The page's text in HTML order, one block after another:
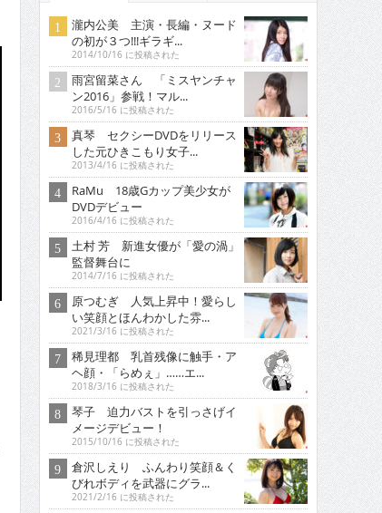
瀧内公美 主演・長編・ヌード
の初が３つ!!!ギラギ...
2014/10/16 に投稿された
雨宮留菜さん 「ミスヤンチャ
ン2016」参戦！マル...
2016/5/16 に投稿された
真琴 セクシーDVDをリリース
した元ひきこもり女子...
2013/4/16 に投稿された
RaMu 18歳Gカップ美少女が
DVDデビュー
2016/4/16 に投稿された
土村 芳 新進女優が「愛の渦」
監督舞台に
2014/7/16 に投稿された
原つむぎ 人気上昇中！愛らし
い笑顔とほんわかした雰...
2021/3/16 に投稿された
稀見理都 乳首残像に触手・ア
ヘ顔・「らめぇ」……エ...
2018/3/16 に投稿された
琴子 迫力バストを引っさげイ
メージデビュー！
2015/10/16 に投稿された
倉沢しえり ふんわり笑顔＆く
びれボディを武器にグラ...
2021/2/16 に投稿された